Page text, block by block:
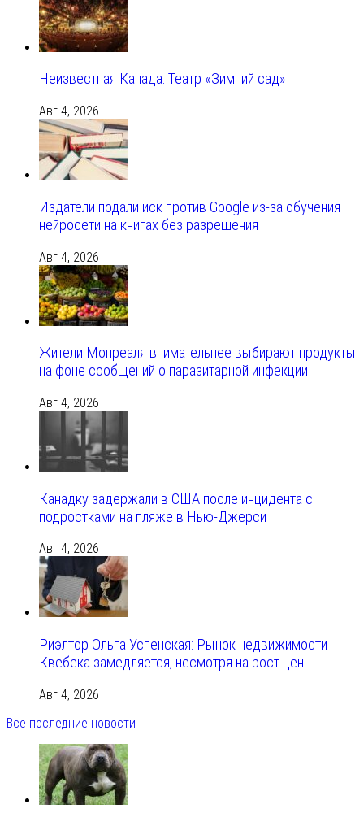
Неизвестная Канада: Театр «Зимний сад»
Авг 4, 2026
Издатели подали иск против Google из‑за обучения
нейросети на книгах без разрешения
Авг 4, 2026
Жители Монреаля внимательнее выбирают продукты
на фоне сообщений о паразитарной инфекции
Авг 4, 2026
Канадку задержали в США после инцидента с
подростками на пляже в Нью-Джерси
Авг 4, 2026
Риэлтор Ольга Успенская: Рынок недвижимости
Квебека замедляется, несмотря на рост цен
Авг 4, 2026
Все последние новости